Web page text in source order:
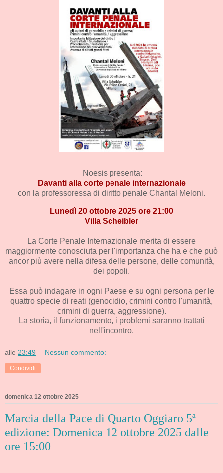
Noesis presenta:
Davanti alla corte penale internazionale
con la professoressa di diritto penale Chantal Meloni.
Lunedì 20 ottobre 2025 ore 21:00
Villa Scheibler
La Corte Penale Internazionale merita di essere
maggiormente conosciuta per l'importanza che ha e che può
ancor più avere nella difesa delle persone, delle comunità,
dei popoli.
Essa può indagare in ogni Paese e su ogni persona per le
quattro specie di reati (genocidio, crimini contro l'umanità,
crimini di guerra, aggressione).
La storia, il funzionamento, i problemi saranno trattati
nell'incontro.
alle 23:49 Nessun commento:
Condividi
domenica 12 ottobre 2025
Marcia della Pace di Quarto Oggiaro 5ª
edizione: Domenica 12 ottobre 2025 dalle
ore 15:00